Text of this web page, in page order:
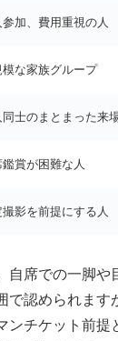
加、費用重視の人
模な家族グループ
同士のまとまった来
鑑賞が困難な人
撮影を前提にする人
自席での一脚や
で認められます
ンチケット前提